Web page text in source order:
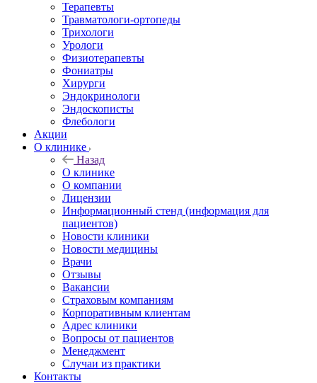
Терапевты
Травматологи-ортопеды
Трихологи
Урологи
Физиотерапевты
Фониатры
Хирурги
Эндокринологи
Эндоскописты
Флебологи
Акции
О клинике
Назад
О клинике
О компании
Лицензии
Информационный стенд (информация для
пациентов)
Новости клиники
Новости медицины
Врачи
Отзывы
Вакансии
Страховым компаниям
Корпоративным клиентам
Адрес клиники
Вопросы от пациентов
Менеджмент
Случаи из практики
Контакты